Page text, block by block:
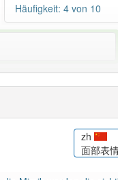
Häufigkeit: 4 von 10
erraten.
zh
面部表